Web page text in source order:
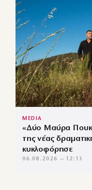
MEDIA
«Δύο Μαύρα
της νέας
κυκλοφόρησε
06.08.2026 — 12:13